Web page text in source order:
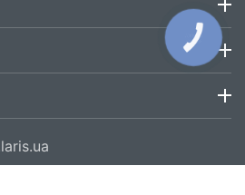
КНОПКА
ЗВ'ЯЗКУ